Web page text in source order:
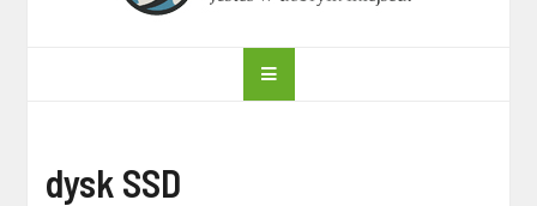
forceweb.pl
dysk SSD